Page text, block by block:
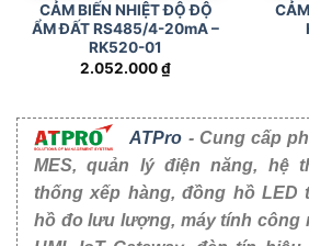
CẢM BIẾN NHIỆT ĐỘ ĐỘ
ẨM ĐẤT RS485/4-20mA –
RK520-01
2.052.000₫
ATPro - Cung cấp
MES, quản lý điện năng, hệ
thống xếp hàng, đồng hồ LED
hồ đo lưu lượng, máy tính công